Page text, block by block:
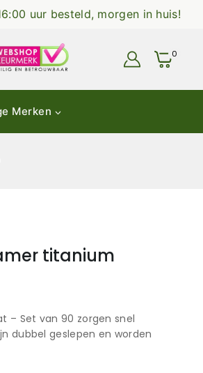
uur besteld, morgen in huis!
0
Merken
titanium
– Set van 90 zorgen snel
dubbel geslepen en worden